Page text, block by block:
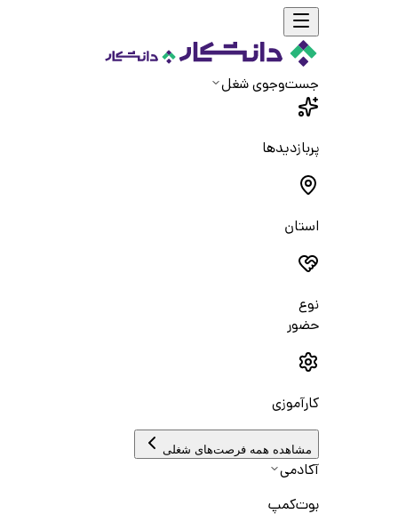
جست‌و‌جوی شغل
پربازدیدها
استان
نوع
حضور
کارآموزی
مشاهده همه فرصت‌های شغلی
آکادمی
بوت‌کمپ